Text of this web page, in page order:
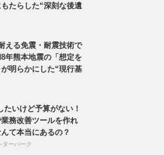
たらした“深刻な後遺
える免震・耐震技術で
年熊本地震の「想定を
明らかにした“現行基
たいけど予算がない！
務改善ツールを作れ
て本当にあるの？
ターパーク